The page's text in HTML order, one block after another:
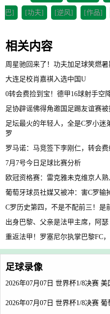
巴] [功夫] [逆风] [作品]
相关内容
周星驰回来了！功夫加足球笑燃暑
大连足校肖嘉祺入选中国U
0转会费捡到宝！德甲16球射手空
足协辟谣佛得角邀国足踢友谊赛
足坛最火的年轻人，全是C罗小
罗
罗马诺：马竞签下李刚仁，转会费
7月7号今日足球比赛分析
欧冠资格赛：雷克雅未克维京人
葡萄牙球员社媒又被冲：害C罗输
C罗历史第四，不是不配前三！是
出身巴黎、父亲是法甲主席，阿
重返法甲！罗塞尼尔执掌巴黎FC
足球录像
2026年07月07日 世界杯1/8决赛
2026年07月07日 世界杯1/8决赛